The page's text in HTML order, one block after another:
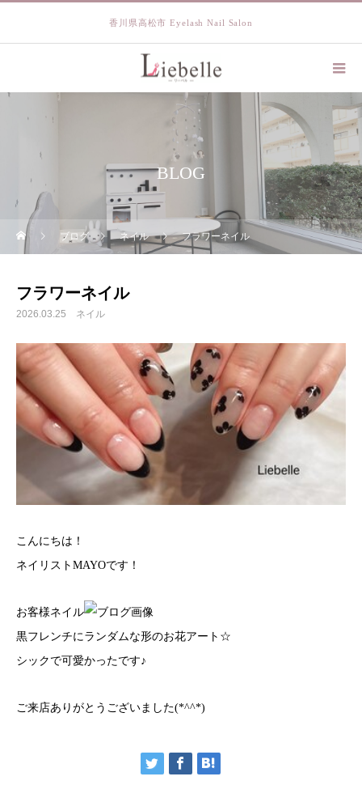
香川県高松市 Eyelash Nail Salon
BLOG
ブログ ネイル フラワーネイル
フラワーネイル
2026.03.25 ネイル
こんにちは！
ネイリストMAYOです！
お客様ネイル
黒フレンチにランダムな形のお花アート☆
シックで可愛かったです♪
ご来店ありがとうございました(*^^*)